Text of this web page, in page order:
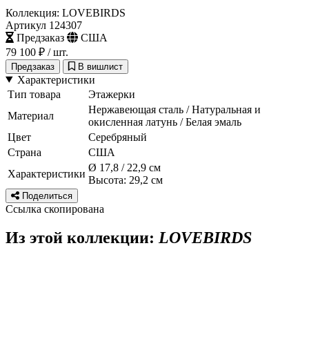
Коллекция: LOVEBIRDS
Артикул 124307
Предзаказ
США
79 100 ₽ / шт.
Предзаказ В вишлист
Характеристики
Тип товара
Этажерки
Материал
Нержавеющая сталь / Натуральная и
окисленная латунь / Белая эмаль
Цвет
Серебряный
Страна
США
Характеристики
Ø 17,8 / 22,9 см
Высота: 29,2 см
Поделиться
Ссылка скопирована
Из этой коллекции: LOVEBIRDS